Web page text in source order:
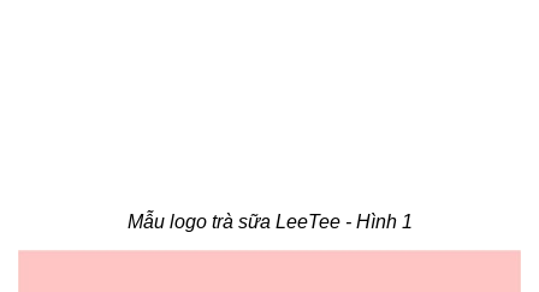
Mẫu logo trà sữa LeeTee - Hình 1